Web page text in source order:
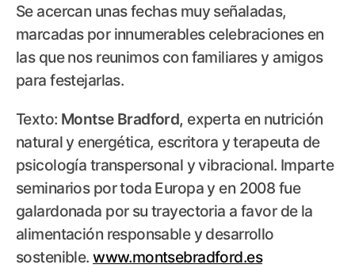
Se acercan unas fechas muy señaladas,
marcadas por innumerables celebraciones en
las que nos reunimos con familiares y amigos
para festejarlas.
Texto: Montse Bradford, experta en nutrición
natural y energética, escritora y terapeuta de
psicología transpersonal y vibracional. Imparte
seminarios por toda Europa y en 2008 fue
galardonada por su trayectoria a favor de la
alimentación responsable y desarrollo
sostenible.www.montsebradford.es